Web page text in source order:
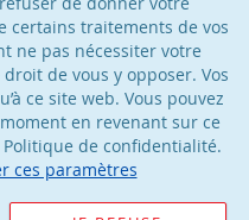
certains traitements de vos
ne pas nécessiter votre
de vous y opposer. Vos
ce site web. Vous pouvez
en revenant sur ce
de confidentialité.
ces paramètres